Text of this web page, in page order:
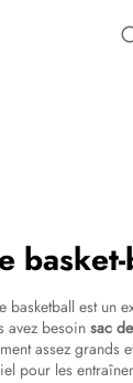
basketball est un
avez besoin sac
assez grands
pour les